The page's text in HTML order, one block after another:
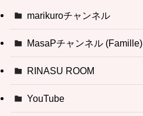
marikuroチャンネル
MasaPチャンネル (Famille)
RINASU ROOM
YouTube